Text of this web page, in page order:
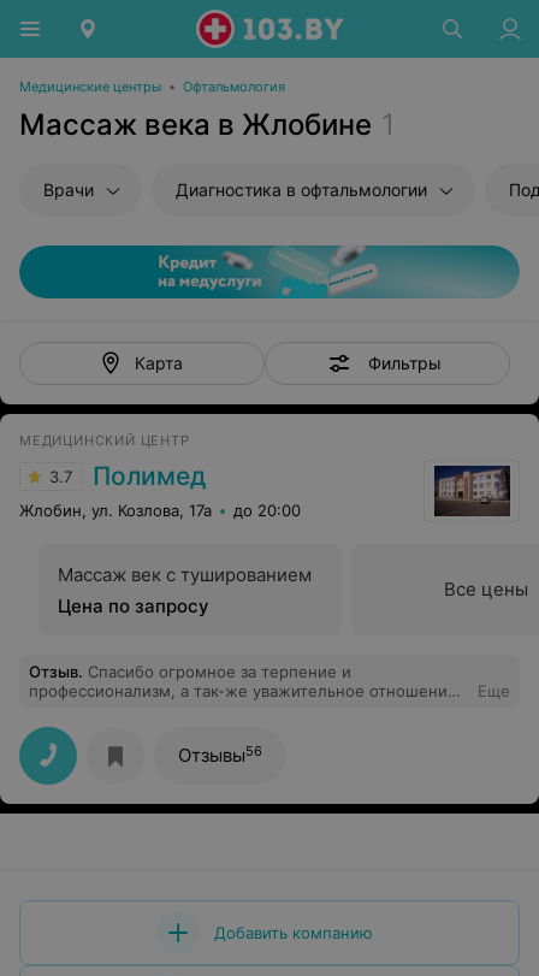
Медицинские центры • Офтальмология
Массаж века в Жлобине 1
Врачи Диагностика в офтальмологии
Карта Фильтры
МЕДИЦИНСКИЙ ЦЕНТР
3.7 Полимед
Жлобин, ул. Козлова, 17а до 20:00
Массаж век с тушированием
Цена по запросу
Все цены
Отзыв. Спасибо огромное за терпение и
профессионализм, а так-же уважительное отношение
ИВАНОВИЧУ, и МЕДСЕСТРЕ СВЕТЛАНЕ
ВЛАДИМИРОВНЕ!
Еще
Отзывы56
Добавить компанию